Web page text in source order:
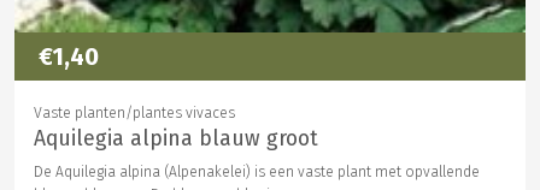
€1,40
Vaste planten/plantes vivaces
Aquilegia alpina blauw groot
De Aquilegia alpina (Alpenakelei) is een vaste plant met opvallende